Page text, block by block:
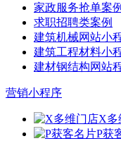
家政服务抢单案例
求职招聘类案例
建筑机械网站小
建筑工程材料小
建材钢结构网站
营销小程序
X多
P获